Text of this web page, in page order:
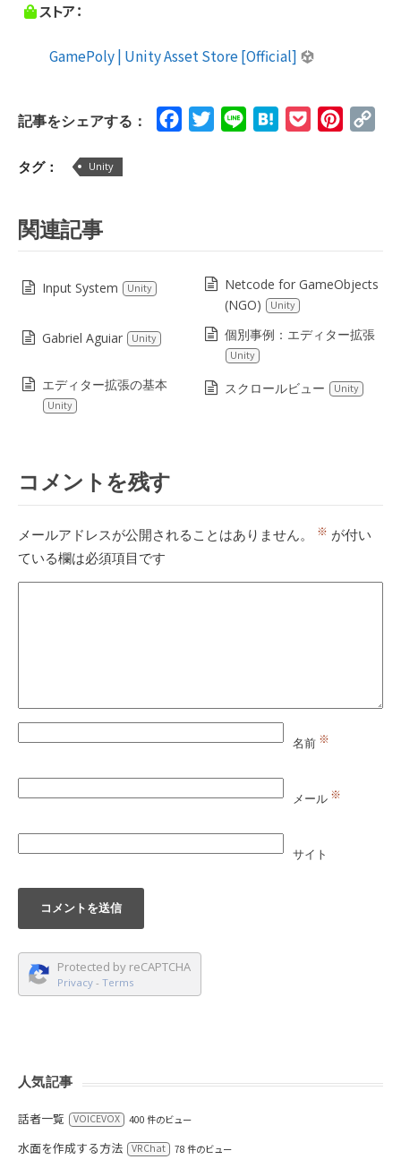
ストア：
GamePoly | Unity Asset Store [Official]
記事をシェアする： FacebookTwitterLine HatenaPocket
タグ： Unity
関連記事
Input System Unity
Netcode for GameObjects
(NGO)
Unity
Gabriel Aguiar Unity 個別事例：エディター拡張
Unity
エディター拡張の基本
Unity
スクロールビュー Unity
コメントを残す
メールアドレスが公開されることはありません。 ※ が付い
ている欄は必須項目です
名前 ※
メール ※
サイト
Protected by reCAPTCHA
Privacy - Terms
人気記事
話者一覧 VOICEVOX 400 件のビュー
水面を作成する方法 VRChat 78 件のビュー